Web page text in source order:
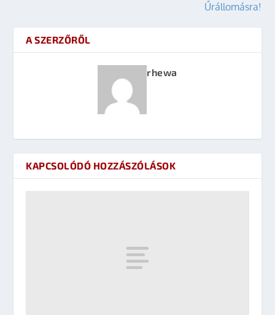
Űrállomásra!
A SZERZŐRŐL
rhewa
KAPCSOLÓDÓ HOZZÁSZÓLÁSOK